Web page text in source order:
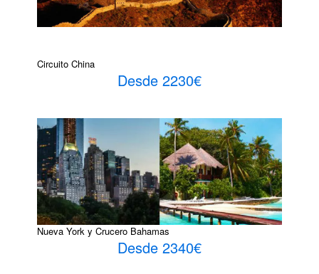
Circuito China
Desde 2230€
Nueva York y Crucero Bahamas
Desde 2340€